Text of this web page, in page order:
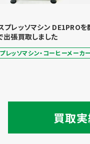
プレッソマシン DE1PROを
出張買取しました
レッソマシン・コーヒーメーカー
買取実